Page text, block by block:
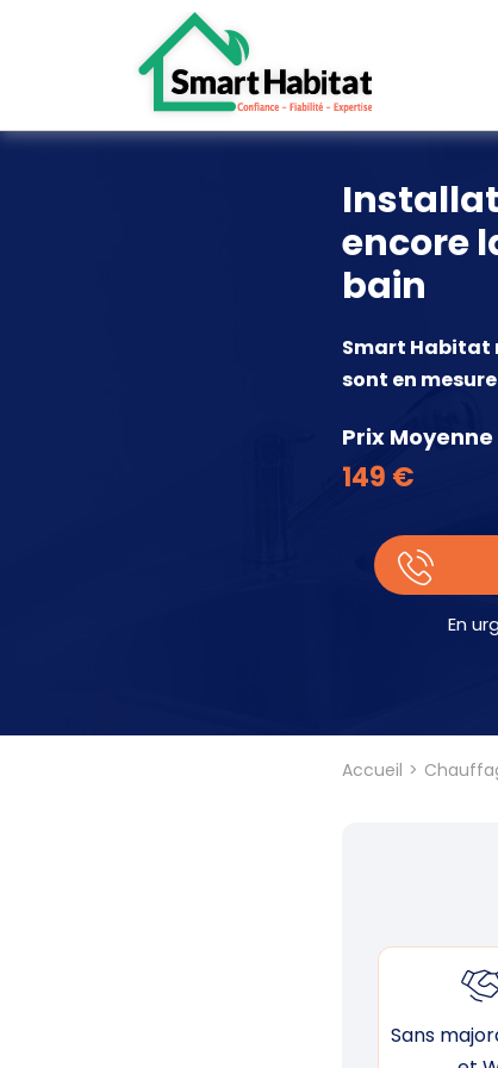
encore
bain
Smart Habitat
sont en
Prix Moyenne
149 €
En
Accueil
Sans